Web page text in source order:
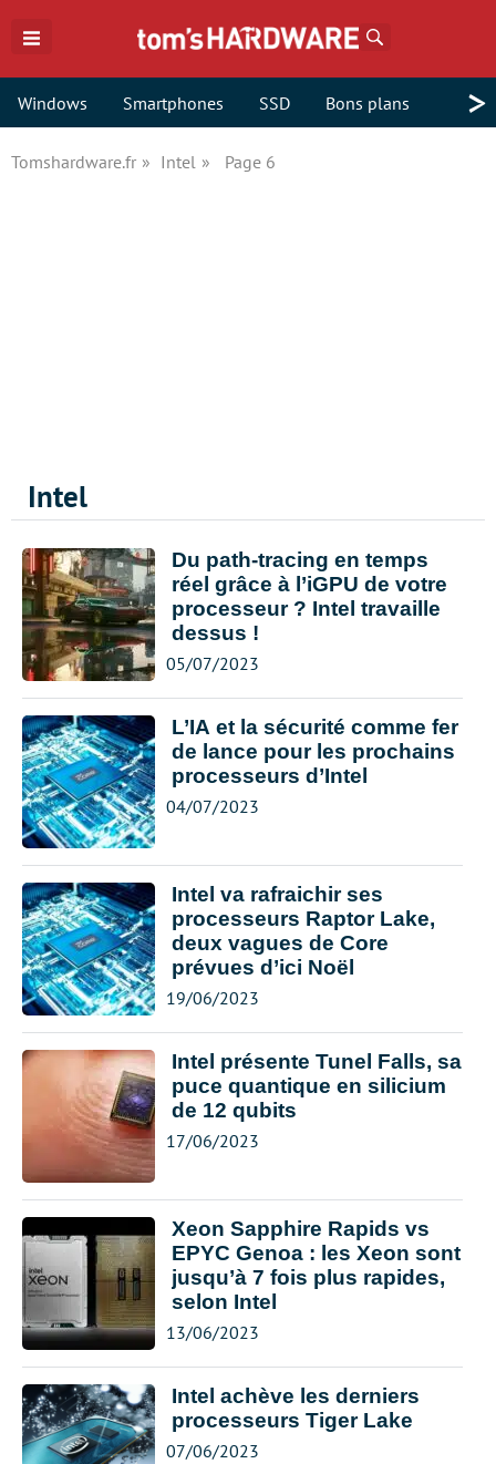
Windows Smartphones SSD Bons plans >
Tomshardware.fr Intel Page 6
Intel
Du path-tracing en temps
réel grâce à l’iGPU de votre
processeur ? Intel travaille
dessus !
05/07/2023
L’IA et la sécurité comme fer
de lance pour les prochains
processeurs d’Intel
04/07/2023
Intel va rafraichir ses
processeurs Raptor Lake,
deux vagues de Core
prévues d’ici Noël
19/06/2023
Intel présente Tunel Falls, sa
puce quantique en silicium
de 12 qubits
17/06/2023
Xeon Sapphire Rapids vs
EPYC Genoa : les Xeon sont
jusqu’à 7 fois plus rapides,
selon Intel
13/06/2023
Intel achève les derniers
processeurs Tiger Lake
07/06/2023